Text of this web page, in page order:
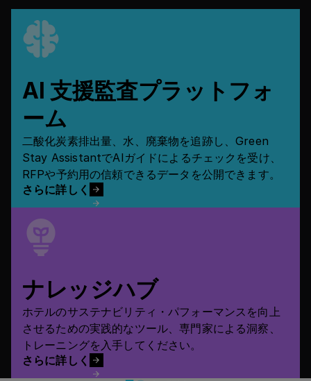
AI 支援監査プラットフォ
ーム
二酸化炭素排出量、水、廃棄物を追跡し、Green
Stay AssistantでAIガイドによるチェックを受け、
RFPや予約用の信頼できるデータを公開できます。
さらに詳しく
さらに詳しく
さらに詳しく
ナレッジハブ
ホテルのサステナビリティ・パフォーマンスを向上
させるための実践的なツール、専門家による洞察、
トレーニングを入手してください。
さらに詳しく
さらに詳しく
さらに詳しく